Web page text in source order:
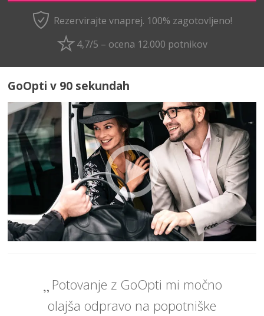
Rezervirajte vnaprej. 100% zagotovljeno!
4,7/5 – ocena 12.000 potnikov
GoOpti v 90 sekundah
Potovanje z GoOpti mi močno
olajša odpravo na popotniške